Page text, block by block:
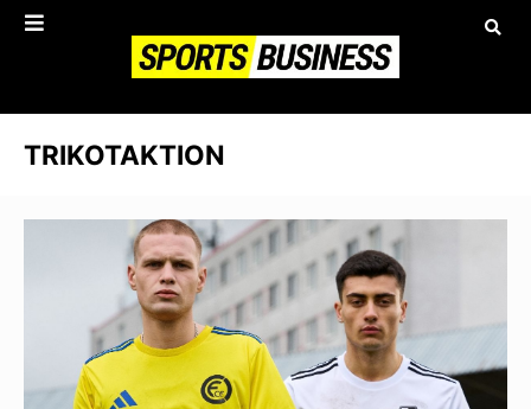
TRIKOTAKTION